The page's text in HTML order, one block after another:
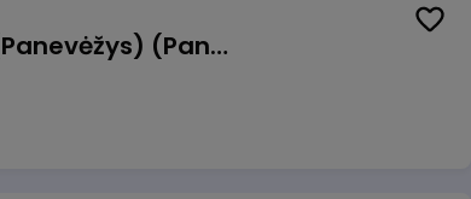
Manevrų operatorius (-ė) (Panevėžys) (Panevėžys, LT)